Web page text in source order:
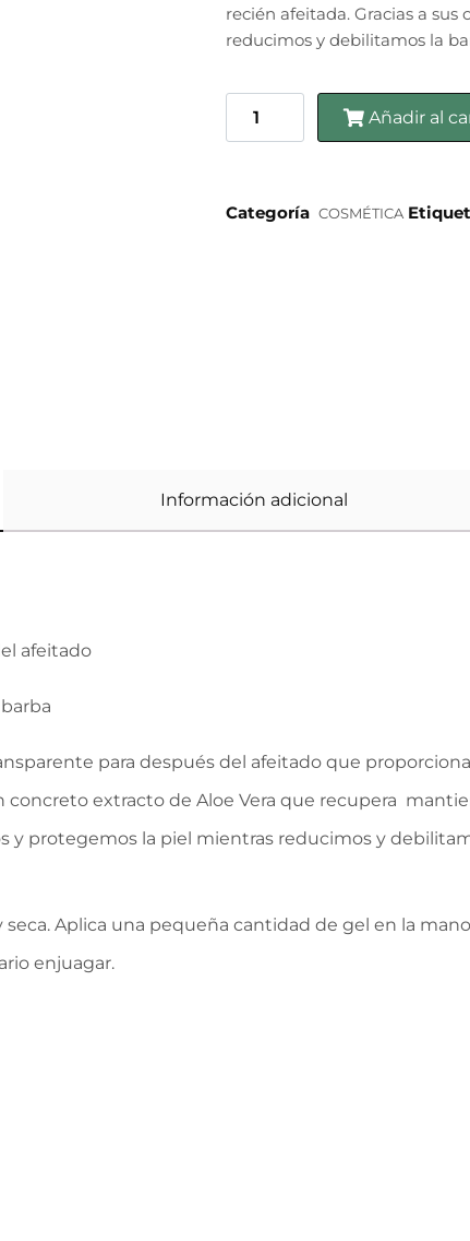
recién afeitada. Gracias a
reducimos y debilitamos la
Añadir al
Categoría COSMÉTICA
Información adicional
afeitado
para después del afeitado que
extracto de Aloe Vera que recupera
y protegemos la piel mientras reducimos y
seca. Aplica una pequeña cantidad de gel en la
enjuagar.